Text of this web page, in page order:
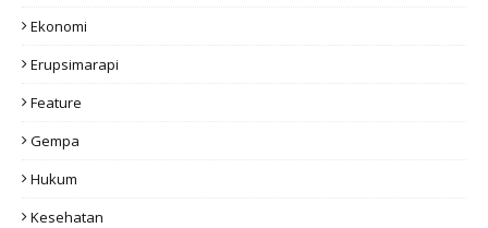
Ekonomi
Erupsimarapi
Feature
Gempa
Hukum
Kesehatan